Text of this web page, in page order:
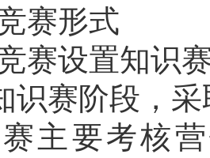
赛形式
赛设置知识
识赛阶段，
主要考核